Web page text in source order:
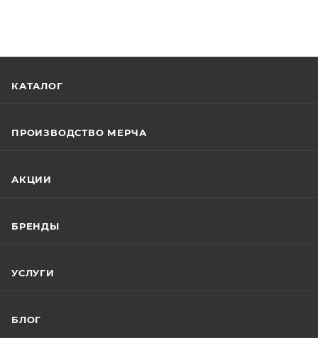
КАТАЛОГ
ПРОИЗВОДСТВО МЕРЧА
АКЦИИ
БРЕНДЫ
УСЛУГИ
БЛОГ